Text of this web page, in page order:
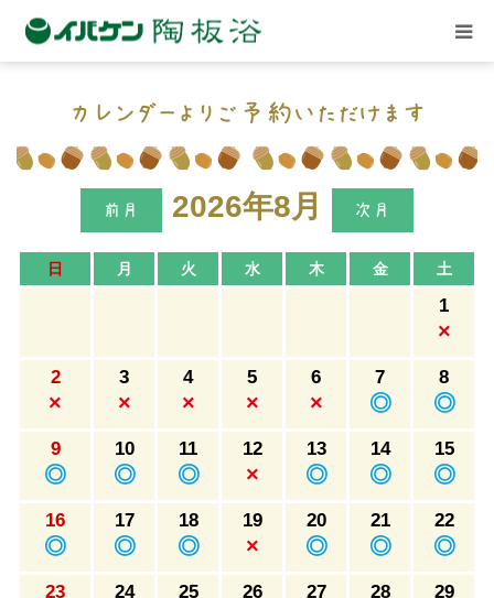
カレンダーよりご予約いただけます
2026年8月
日 月 火 水 木 金 土
1
×
2
×
3
×
4
×
5
×
6
×
7
◎
8
◎
9
◎
10
◎
11
◎
12
×
13
◎
14
◎
15
◎
16
◎
17
◎
18
◎
19
×
20
◎
21
◎
22
◎
23 24 25 26 27 28 29
店舗案内
関連施設
ご予約